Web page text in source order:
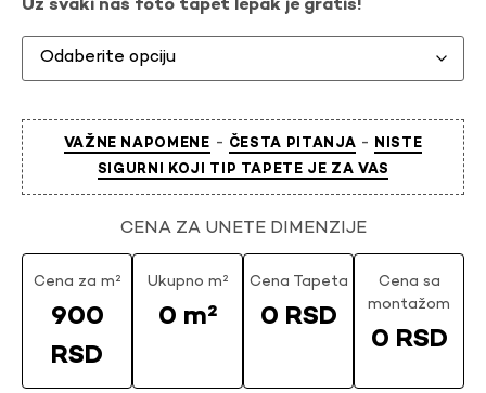
Uz svaki naš foto tapet lepak je gratis!
VAŽNE NAPOMENE - ČESTA PITANJA - NISTE
SIGURNI KOJI TIP TAPETE JE ZA VAS
CENA ZA UNETE DIMENZIJE
Cena za m²
900
RSD
Ukupno m²
0 m²
Cena Tapeta
0 RSD
Cena sa
montažom
0 RSD